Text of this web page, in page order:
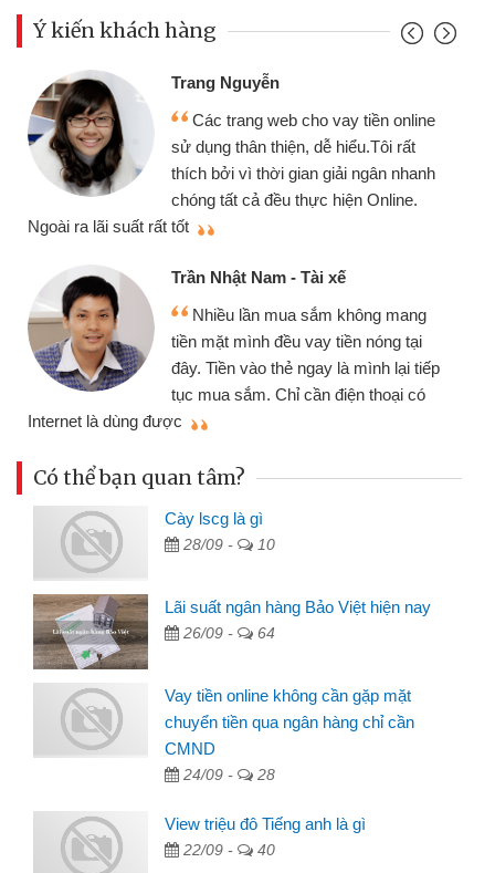
Ý kiến khách hàng
web cho vay tiền online
thiện, dễ hiểu.Tôi rất
gian giải ngân nhanh
thực hiện Online.
- Tài xế
mua sắm không mang
đều vay tiền nóng tại
thẻ ngay là mình lại tiếp
Chỉ cần điện thoại có
chiếc xe wave
cần gặp mặt nên
nhiều lúc cần
đến website qua
đã giải quyết
Có thể bạn quan tâm?
Cày lscg là gì
28/09 - 10
Lãi suất ngân hàng Bảo Việt hiện nay
26/09 - 64
Vay tiền online không cần gặp mặt
chuyển tiền qua ngân hàng chỉ cần
CMND
24/09 - 28
View triệu đô Tiếng anh là gì
22/09 - 40